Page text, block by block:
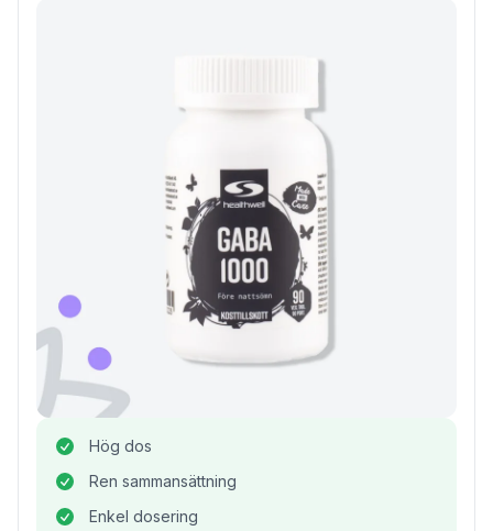
Hög dos
Ren sammansättning
Enkel dosering